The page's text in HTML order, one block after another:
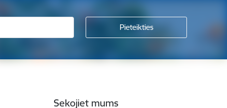
Sekojiet mums